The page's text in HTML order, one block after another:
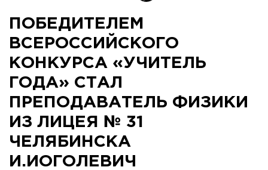
ПОБЕДИТЕЛЕМ
ВСЕРОССИЙСКОГО
КОНКУРСА «УЧИТЕЛЬ
ГОДА» СТАЛ
ПРЕПОДАВАТЕЛЬ ФИЗИКИ
ИЗ ЛИЦЕЯ № 31
ЧЕЛЯБИНСКА
И.ИОГОЛЕВИЧ